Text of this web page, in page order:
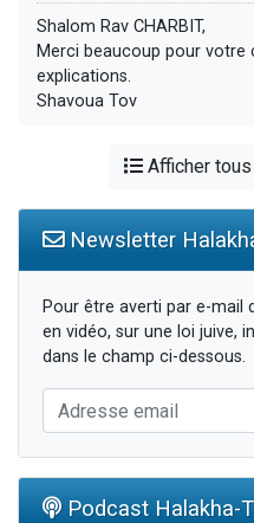
Shalom Rav CHARBIT,
Merci beaucoup pour
explications.
Shavoua Tov
Afficher
Newsletter
Pour être averti par e-mail
en vidéo, sur une loi juive,
dans le champ ci-dessous.
Podcast Halakha-